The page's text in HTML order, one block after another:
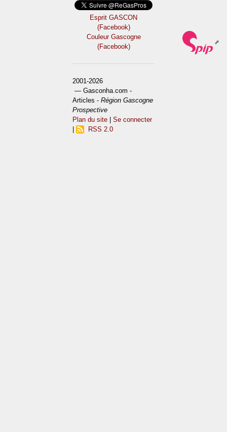
Esprit GASCON
(Facebook)
Couleur Gascogne
(Facebook)
2001-2026
— Gasconha.com -
Articles -Région Gascogne
Prospective
Plan du site |Se connecter
RSS 2.0